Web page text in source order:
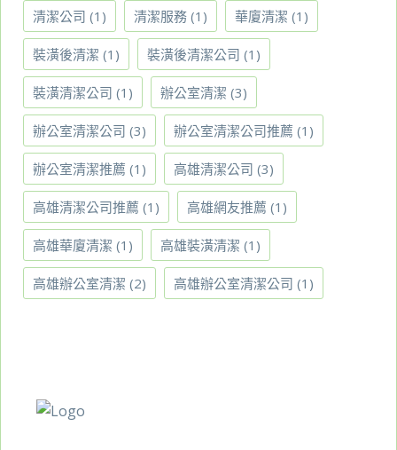
清潔公司 (1) 清潔服務 (1) 華廈清潔 (1)
裝潢後清潔 (1) 裝潢後清潔公司 (1)
裝潢清潔公司 (1) 辦公室清潔 (3)
辦公室清潔公司 (3) 辦公室清潔公司推薦 (1)
辦公室清潔推薦 (1) 高雄清潔公司 (3)
高雄清潔公司推薦 (1) 高雄網友推薦 (1)
高雄華廈清潔 (1) 高雄裝潢清潔 (1)
高雄辦公室清潔 (2) 高雄辦公室清潔公司 (1)